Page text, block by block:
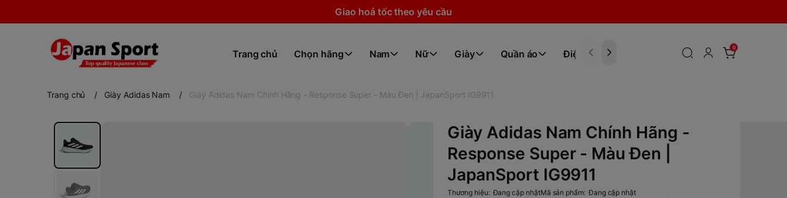
Giao hoả tốc theo yêu cầu
Trang chủ Chọn hãng Nam Nữ Giày Quần áo Điện tử
0
Trang chủ / Giày Adidas Nam / Giày Adidas Nam Chính Hãng - Response Super - Màu Đen | JapanSport IG9911
Giày Adidas Nam Chính Hãng -
Response Super - Màu Đen |
JapanSport IG9911
Thương hiệu: Đang cập nhậtMã sản phẩm: Đang cập nhật